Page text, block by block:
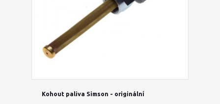
Kohout paliva Simson - originální